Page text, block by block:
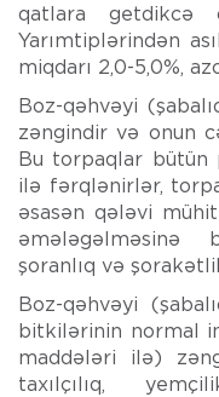
qatlara getdikcə
Yarımtiplərindən
miqdarı 2,0-5,0%,
Boz-qəhvəyi
zəngindir və onun
Bu torpaqlar bütün
ilə fərqlənirlər,
əsasən qələvi
əmələgəlməsinə
şoranlıq və
Boz-qəhvəyi
bitkilərinin normal
maddələri ilə)
taxılçılıq,